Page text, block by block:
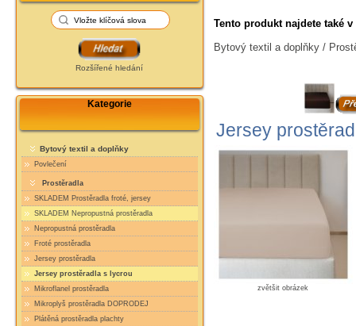
Rozšířené hledání
Kategorie
Bytový textil a doplňky
Povlečení
Prostěradla
SKLADEM Prostěradla froté, jersey
SKLADEM Nepropustná prostěradla
Nepropustná prostěradla
Froté prostěradla
Jersey prostěradla
Jersey prostěradla s lycrou
Mikroflanel prostěradla
Mikroplyš prostěradla DOPRODEJ
Plátěná prostěradla plachty
Tento produkt najdete také
Bytový textil a doplňky /
Jersey
zvětšit obrázek